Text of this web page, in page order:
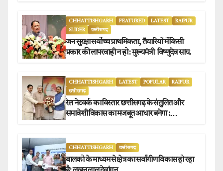
CHHATTISHGARH FEATURED LATEST
RAIPUR
SLIDER
छत्तीसगढ़
जन सुरक्षा सर्वोच्च प्राथमिकता, तैयारियों में किसी
प्रकार की लापरवाही न हो : मुख्यमंत्री विष्णुदेव साय.
CHHATTISHGARH LATEST POPULAR
RAIPUR
छत्तीसगढ़
रेल नेटवर्क का विस्तार छत्तीसगढ़ के संतुलित और
समावेशी विकास का मजबूत आधार बनेगा :
CHHATTISHGARH छत्तीसगढ़
बालको के माध्यम से क्षेत्र का सर्वांगीण विकास हो रहा